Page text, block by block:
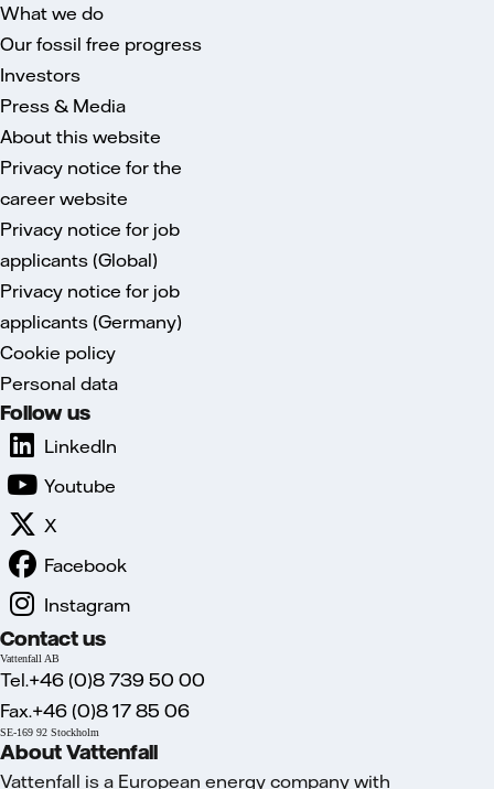
What we do
Our fossil free progress
Investors
Press & Media
About this website
Privacy notice for the
career website
Privacy notice for job
applicants (Global)
Privacy notice for job
applicants (Germany)
Cookie policy
Personal data
Follow us
LinkedIn
Youtube
X
Facebook
Instagram
Contact us
Vattenfall AB
Tel.+46 (0)8 739 50 00
Fax.+46 (0)8 17 85 06
SE-169 92 Stockholm
About Vattenfall
Vattenfall is a European energy company with